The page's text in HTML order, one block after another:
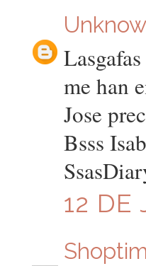
me han
Jose
Bsss
12 DE